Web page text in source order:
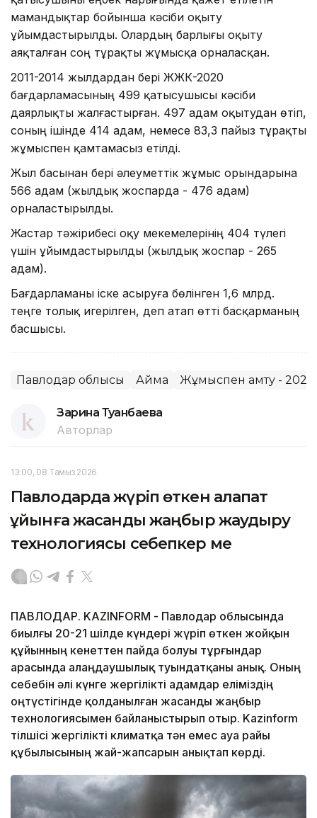
мамандықтар бойынша кәсіби оқыту
ұйымдастырылды. Олардың барлығы оқыту
аяқталған соң тұрақты жұмысқа орналасқан.
2011-2014 жылдардан бері ЖҚЖК-2020
бағдарламасының 499 қатысушысы кәсіби
даярлықты жалғастырған. 497 адам оқытудан өтіп,
соның ішінде 414 адам, немесе 83,3 пайыз тұрақты
жұмыспен қамтамасыз етілді.
Жыл басынан бері әлеуметтік жұмыс орындарына
566 адам (жылдық жоспарда - 476 адам)
орналастырылды.
Жастар тәжірибесі оқу мекемелерінің 404 түлегі
үшін ұйымдастырылды (жылдық жоспар - 265
адам).
Бағдарламаны іске асыруға бөлінген 1,6 млрд.
теңге толық игерілген, деп атап өтті басқарманың
басшысы.
Павлодар облысы Аймақ Жұмыспен қамту - 2020
Зарина Туғанбаева
Авторлар
13:00, 08 Тамыз 2026
Павлодарда жүріп өткен алапат
құйынға жасанды жаңбыр жаудыру
технологиясы себепкер ме
ПАВЛОДАР. KAZINFORM - Павлодар облысында
биылғы 20-21 шілде күндері жүріп өткен жойқын
құйынның кенеттен пайда болуы тұрғындар
арасында алаңдаушылық туындатқаны анық. Оның
себебін әлі күнге жергілікті адамдар еліміздің
оңтүстігінде қолданылған жасанды жаңбыр
технологиясымен байланыстырып отыр. Kazinform
тілшісі жергілікті климатқа тән емес ауа райы
құбылысының жай-жапсарын анықтап көрді.